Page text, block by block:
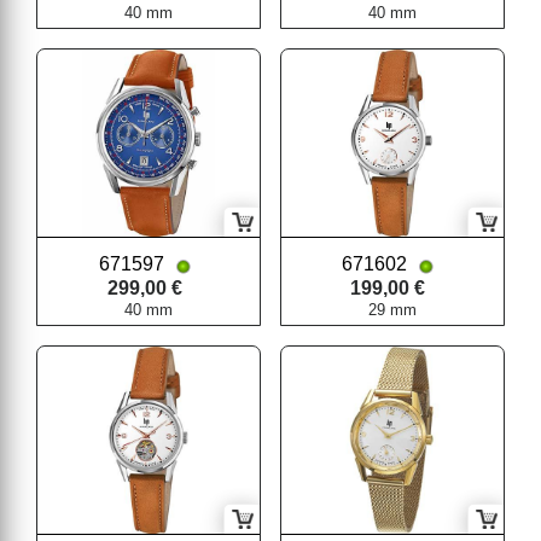
40 mm 40 mm
671597
299,00 €
40 mm
671602
199,00 €
29 mm